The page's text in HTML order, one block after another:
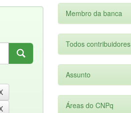
Membro da banca
Todos contribuidores
Assunto
Áreas do CNPq